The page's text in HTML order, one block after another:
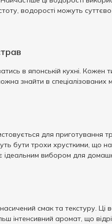
водорості можуть
в японській кухні. Кожен
знайти в спеціалізованих
для приготування
бути трохи хрусткими, що
ідеальним вибором для
смак та текстуру. Ці
інтенсивний аромат, що